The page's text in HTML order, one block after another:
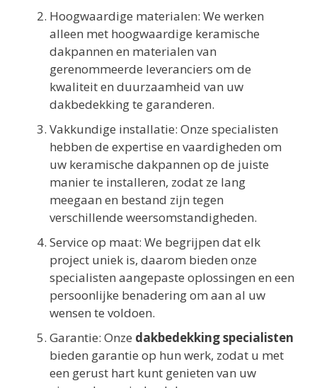
Hoogwaardige materialen: We werken
alleen met hoogwaardige keramische
dakpannen en materialen van
gerenommeerde leveranciers om de
kwaliteit en duurzaamheid van uw
dakbedekking te garanderen.
Vakkundige installatie: Onze specialisten
hebben de expertise en vaardigheden om
uw keramische dakpannen op de juiste
manier te installeren, zodat ze lang
meegaan en bestand zijn tegen
verschillende weersomstandigheden.
Service op maat: We begrijpen dat elk
project uniek is, daarom bieden onze
specialisten aangepaste oplossingen en een
persoonlijke benadering om aan al uw
wensen te voldoen.
Garantie: Onze dakbedekking specialisten
bieden garantie op hun werk, zodat u met
een gerust hart kunt genieten van uw